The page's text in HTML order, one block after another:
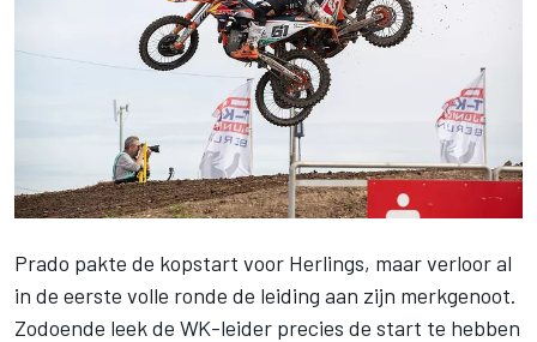
Prado pakte de kopstart voor Herlings, maar verloor al
in de eerste volle ronde de leiding aan zijn merkgenoot.
Zodoende leek de WK-leider precies de start te hebben